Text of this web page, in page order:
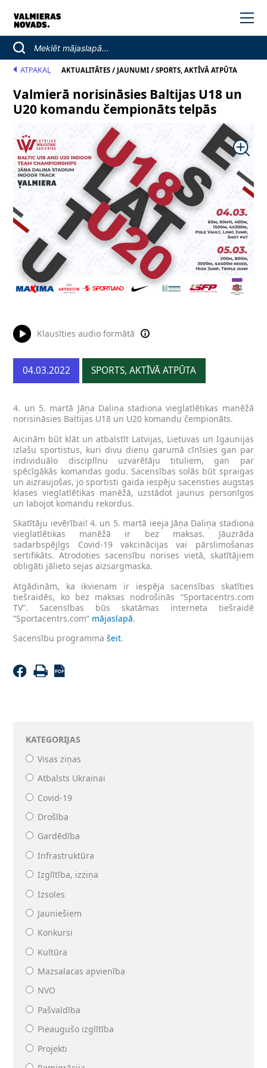
ATPAKAĻ AKTUALITĀTES/ JAUNUMI/ SPORTS, AKTĪVĀ ATPŪTA
KATEGORIJAS
Visas ziņas
Atbalsts Ukrainai
Covid-19
Drošība
Gardēdība
Infrastruktūra
Izglītība, izziņa
Izsoles
Jauniešiem
Konkursi
Kultūra
Mazsalacas apvienība
NVO
Pašvaldība
Pieaugušo izglītība
Projekti
Valmierā norisināsies Baltijas U18 un
U20 komandu čempionāts telpās
Klausīties audio formātā
04.03.2022 SPORTS, AKTĪVĀ ATPŪTA
4. un 5. martā Jāņa Daliņa stadiona vieglatlētikas manēžā
norisināsies Baltijas U18 un U20 komandu čempionāts.
Aicinām būt klāt un atbalstīt Latvijas, Lietuvas un Igaunijas
izlašu sportistus, kuri divu dienu garumā cīnīsies gan par
individuālo disciplīnu uzvarētāju tituliem, gan par
spēcīgākās komandas godu. Sacensības solās būt spraigas
un aizraujošas, jo sportisti gaida iespēju sacensties augstas
klases vieglatlētikas manēžā, uzstādot jaunus personīgos
un labojot komandu rekordus.
Skatītāju ievērībai! 4. un 5. martā ieeja Jāņa Daliņa stadiona
vieglatlētikas manēžā ir bez maksas. Jāuzrāda
sadarbspējīgs Covid-19 vakcinācijas vai pārslimošanas
sertifikāts. Atrodoties sacensību norises vietā, skatītājiem
obligāti jālieto sejas aizsargmaska.
Atgādinām, ka ikvienam ir iespēja sacensības skatīties
tiešraidēs, ko bez maksas nodrošinās “Sportacentrs.com
TV”. Sacensības būs skatāmas interneta tiešraidē
“Sportacentrs.com” mājaslapā.
Sacensību programmašeit.